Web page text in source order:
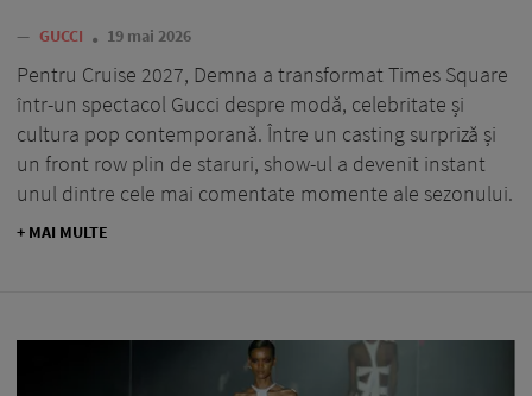
— GUCCI 19 mai 2026
Pentru Cruise 2027, Demna a transformat Times Square
într-un spectacol Gucci despre modă, celebritate și
cultura pop contemporană. Între un casting surpriză și
un front row plin de staruri, show-ul a devenit instant
unul dintre cele mai comentate momente ale sezonului.
+ MAI MULTE